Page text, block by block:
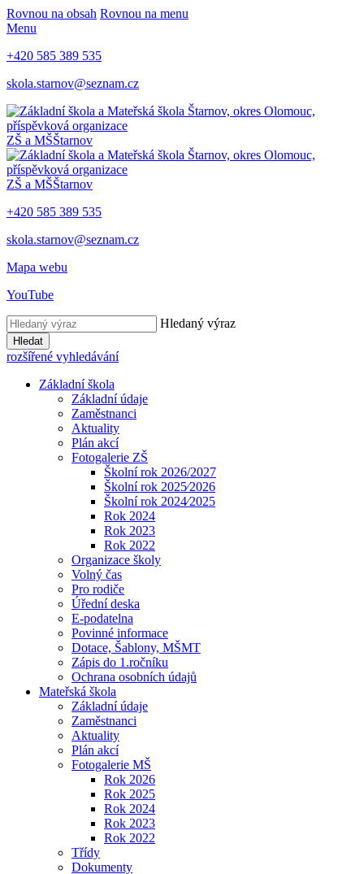
Rovnou na obsah Rovnou na menu
Menu
+420 585 389 535
skola.starnov@seznam.cz
ZŠ a MŠŠtarnov
ZŠ a MŠŠtarnov
+420 585 389 535
skola.starnov@seznam.cz
Mapa webu
YouTube
Hledaný výraz
Hledat
rozšířené vyhledávání
Základní škola
Základní údaje
Zaměstnanci
Aktuality
Plán akcí
Fotogalerie ZŠ
Školní rok 2026/2027
Školní rok 2025⁄2026
Školní rok 2024⁄2025
Rok 2024
Rok 2023
Rok 2022
Organizace školy
Volný čas
Pro rodiče
Úřední deska
E-podatelna
Povinné informace
Dotace, Šablony, MŠMT
Zápis do 1.ročníku
Ochrana osobních údajů
Mateřská škola
Základní údaje
Zaměstnanci
Aktuality
Plán akcí
Fotogalerie MŠ
Rok 2026
Rok 2025
Rok 2024
Rok 2023
Rok 2022
Třídy
Dokumenty